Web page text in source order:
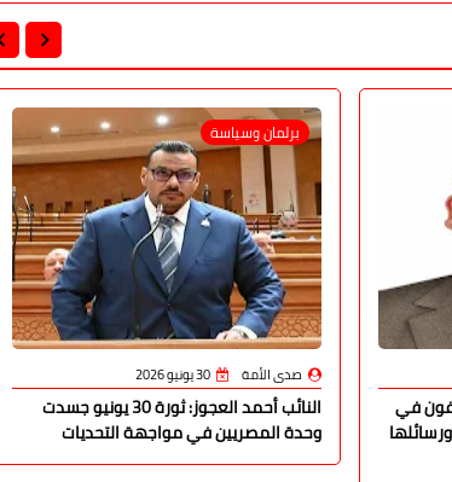
في
ورسائلها
برلمان وسياسة
صدى الأمة 30 يونيو 2026
النائب أحمد العجوز: ثورة 30 يونيو جسدت
وحدة المصريين في مواجهة التحديات